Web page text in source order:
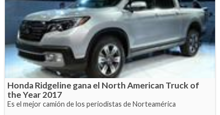
Honda Ridgeline gana el North American Truck of
the Year 2017
Es el mejor camión de los periodistas de Norteamérica